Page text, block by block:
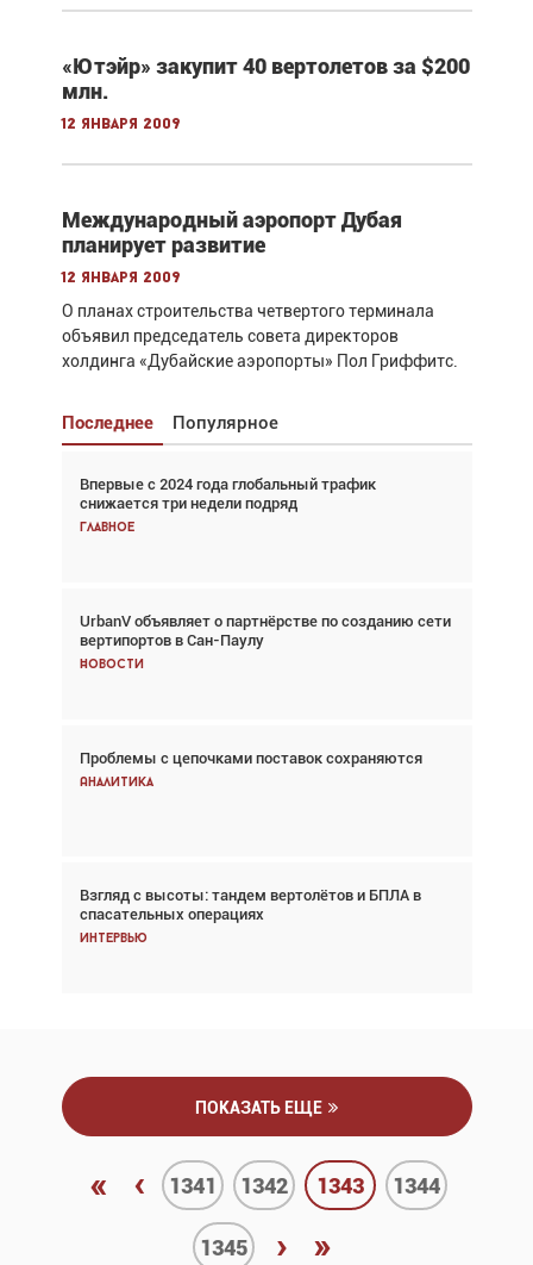
«Ютэйр» закупит 40 вертолетов за $200
млн.
12 января 2009
Международный аэропорт Дубая
планирует развитие
12 января 2009
О планах строительства четвертого терминала
объявил председатель совета директоров
холдинга «Дубайские аэропорты» Пол Гриффитс.
Последнее Популярное
Впервые с 2024 года глобальный трафик
снижается три недели подряд
Главное
UrbanV объявляет о партнёрстве по созданию сети
вертипортов в Сан-Паулу
Новости
Проблемы с цепочками поставок сохраняются
Аналитика
Взгляд с высоты: тандем вертолётов и БПЛА в
спасательных операциях
Интервью
Взгляд с высоты: тандем вертолётов и БПЛА в
спасательных операциях
Главное
Авиационный фотограф Дэйв Кох: «Фотография
говорит сама за себя... а ИИ всё портит»
Новости
Впервые с 2024 года глобальный трафик
снижается три недели подряд
Частный самолёт – это актив. Подходите к
покупке соответствующим образом
Интервью
ПОКАЗАТЬ ЕЩЕ
« ‹ 1341 1342 1343 1344
1345 › »